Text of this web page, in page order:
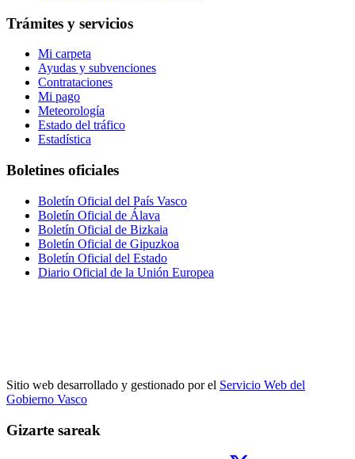
Trámites y servicios
Mi carpeta
Ayudas y subvenciones
Contrataciones
Mi pago
Meteorología
Estado del tráfico
Estadística
Boletines oficiales
Boletín Oficial del País Vasco
Boletín Oficial de Álava
Boletín Oficial de Bizkaia
Boletín Oficial de Gipuzkoa
Boletín Oficial del Estado
Diario Oficial de la Unión Europea
Sitio web desarrollado y gestionado por el Servicio Web del
Gobierno Vasco
Gizarte sareak